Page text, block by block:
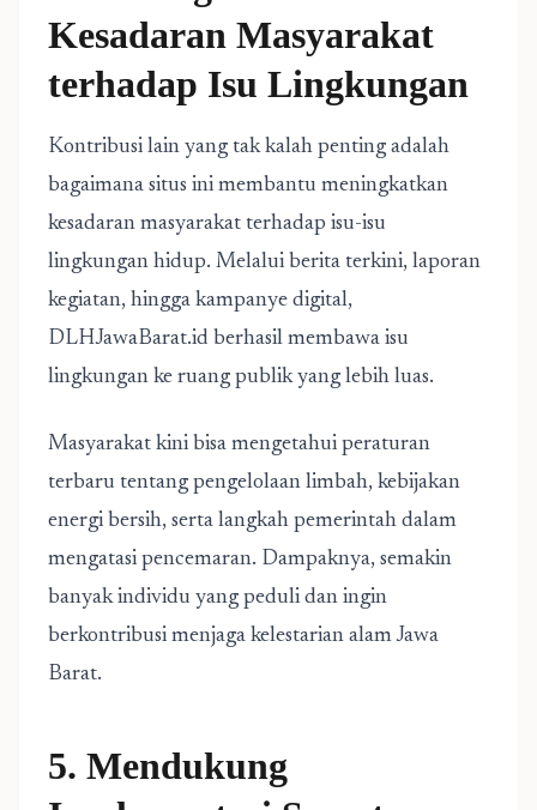
Kesadaran Masyarakat
terhadap Isu Lingkungan
Kontribusi lain yang tak kalah penting adalah
bagaimana situs ini membantu meningkatkan
kesadaran masyarakat terhadap isu-isu
lingkungan hidup. Melalui berita terkini, laporan
kegiatan, hingga kampanye digital,
DLHJawaBarat.id berhasil membawa isu
lingkungan ke ruang publik yang lebih luas.
Masyarakat kini bisa mengetahui peraturan
terbaru tentang pengelolaan limbah, kebijakan
energi bersih, serta langkah pemerintah dalam
mengatasi pencemaran. Dampaknya, semakin
banyak individu yang peduli dan ingin
berkontribusi menjaga kelestarian alam Jawa
Barat.
5. Mendukung